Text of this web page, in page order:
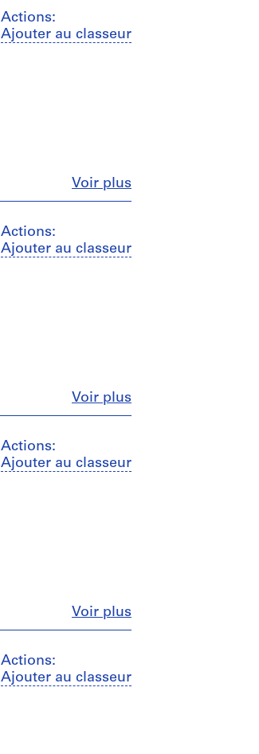
Actions:
Ajouter au classeur
Voir plusFermer
Actions:
Ajouter au classeur
Voir plusFermer
Actions:
Ajouter au classeur
Voir plusFermer
Actions:
Ajouter au classeur